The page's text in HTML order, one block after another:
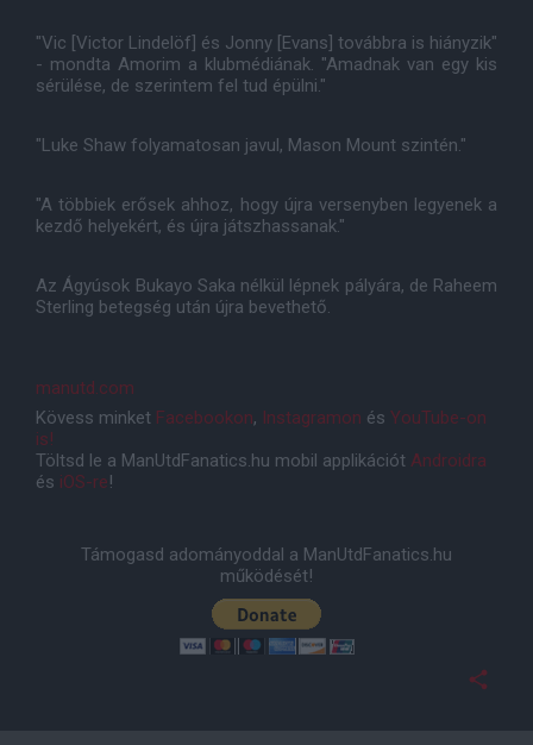
"Vic [Victor Lindelöf] és Jonny [Evans] továbbra is hiányzik"
- mondta Amorim a klubmédiának. "Amadnak van egy kis
sérülése, de szerintem fel tud épülni."
"Luke Shaw folyamatosan javul, Mason Mount szintén."
"A többiek erősek ahhoz, hogy újra versenyben legyenek a
kezdő helyekért, és újra játszhassanak."
Az Ágyúsok Bukayo Saka nélkül lépnek pályára, de Raheem
Sterling betegség után újra bevethető.
manutd.com
Kövess minket Facebookon, Instagramon és YouTube-on
is!
Töltsd le a ManUtdFanatics.hu mobil applikációt Androidra
és iOS-re!
Támogasd adományoddal a ManUtdFanatics.hu
működését!